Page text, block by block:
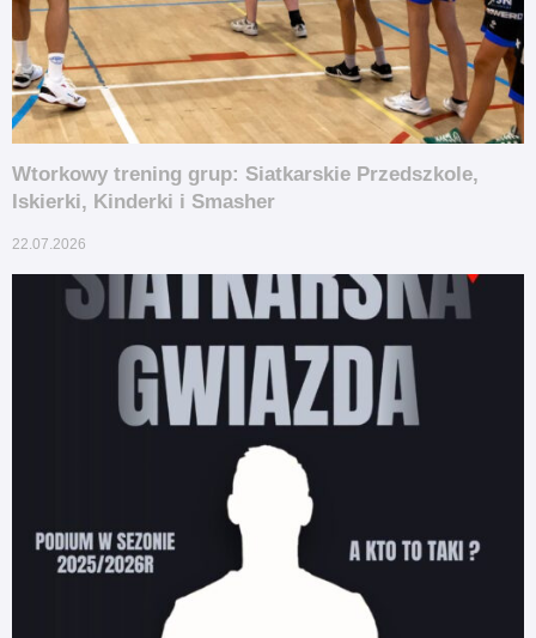
Wtorkowy trening grup: Siatkarskie Przedszkole,
Iskierki, Kinderki i Smasher
22.07.2026